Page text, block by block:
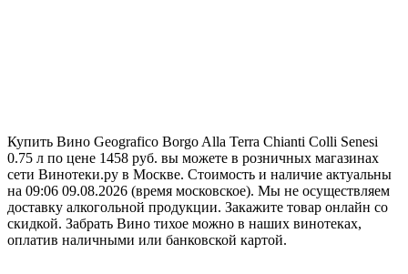
Купить Вино Geografico Borgo Alla Terra Chianti Colli Senesi
0.75 л по цене 1458 руб. вы можете в розничных магазинах
сети Винотеки.ру в Москве. Стоимость и наличие актуальны
на 09:06 09.08.2026 (время московское). Мы не осуществляем
доставку алкогольной продукции. Закажите товар онлайн со
скидкой. Забрать Вино тихое можно в наших винотеках,
оплатив наличными или банковской картой.